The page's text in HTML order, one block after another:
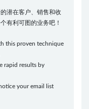
潜在客户、销售和收
有利可图的业务吧！
this proven technique
rapid results by
your email list